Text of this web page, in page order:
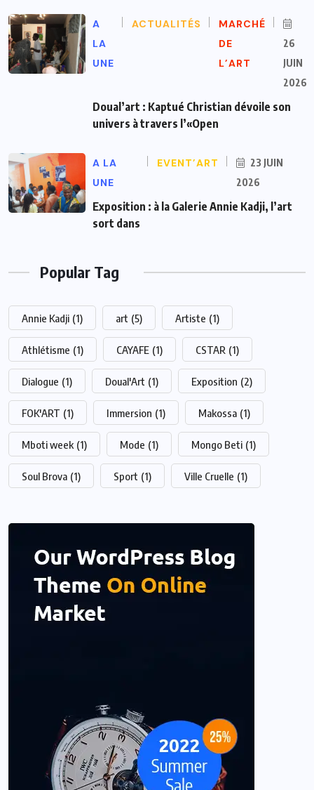
A
LA
UNE
ACTUALITÉS
MARCHÉ
DE
L’ART
26
JUIN
2026
Doual’art : Kaptué Christian dévoile son
univers à travers l’«Open
A LA
UNE
EVENT’ART
23 JUIN
2026
Exposition : à la Galerie Annie Kadji, l’art
sort dans
Popular Tag
Annie Kadji (1) art (5) Artiste (1)
Athlétisme (1) CAYAFE (1) CSTAR (1)
Dialogue (1) Doual'Art (1) Exposition (2)
FOK'ART (1) Immersion (1) Makossa (1)
Mboti week (1) Mode (1) Mongo Beti (1)
Soul Brova (1) Sport (1) Ville Cruelle (1)